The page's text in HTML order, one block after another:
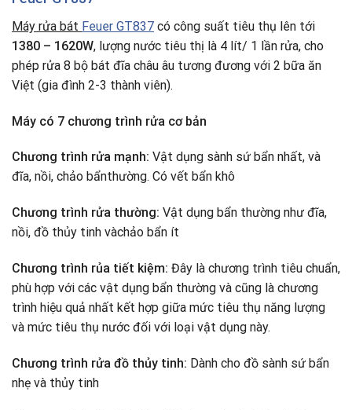
Máy rửa bát Feuer GT837 có công suất tiêu thụ lên tới
1380 – 1620W, lượng nước tiêu thị là 4 lít/ 1 lần rửa, cho
phép rửa 8 bộ bát đĩa châu âu tương đương với 2 bữa ăn
Việt (gia đình 2-3 thành viên).
Máy có 7 chương trình rửa cơ bản
Chương trình rửa mạnh: Vật dụng sành sứ bẩn nhất, và
đĩa, nồi, chảo bẩnthường. Có vết bẩn khô
Chương trình rửa thường: Vật dụng bẩn thường như đĩa,
nồi, đồ thủy tinh vàchảo bẩn ít
Chương trình rủa tiết kiệm: Đây là chương trình tiêu chuẩn,
phù hợp với các vật dụng bẩn thường và cũng là chương
trình hiệu quả nhất kết hợp giữa mức tiêu thụ năng lượng
và mức tiêu thụ nước đối với loại vật dụng này.
Chương trình rửa đồ thủy tinh: Dành cho đồ sành sứ bẩn
nhẹ và thủy tinh